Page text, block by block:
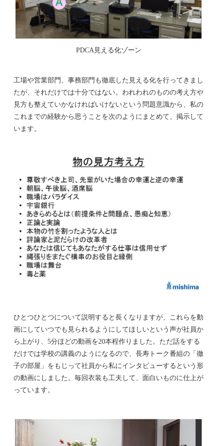
PDCA見える化ゾーン
工場や営業部門、事務部門も徹底した見える化を行ってきまし
たが、それだけでは十分ではない。われわれのものの考え方や
見方も整えていかなければいけないという問題意識から、私の
これまでの経験から思うことを次のようにまとめて、掲示して
います。
ひとつひとつについて説明すると長くなりますが、これらを動
画にしていつでも見られるようにしてほしいという声が社員か
ら上がり、5分ほどの動画を20本程作りました。ただ話をする
だけでは学校の講義のようになるので、長寿トーク番組の「徹
子の部屋」をもじって社員から私にインタビューするという形
の動画にしました。毎回衣装も工夫して、面白いものに仕上が
っています。